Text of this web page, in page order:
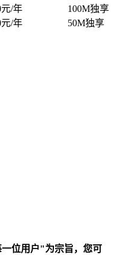
元/年
100M独享
元/年 50M独享
位用户"为宗旨，您可